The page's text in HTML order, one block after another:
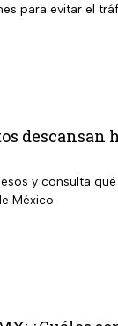
para evitar el
descansan
y consulta
México.